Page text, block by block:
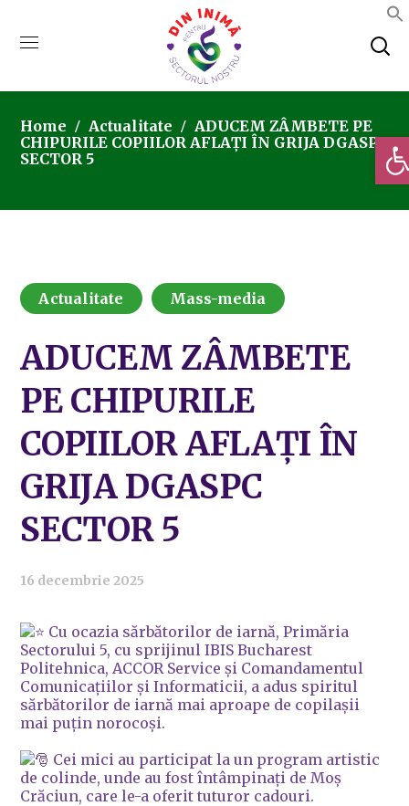
Home Actualitate
ADUCEM ZÂMBETE PE
CHIPURILE COPIILOR AFLAȚI ÎN GRIJA DGASPC
SECTOR 5
Actualitate Mass-media
ADUCEM ZÂMBETE
PE CHIPURILE
COPIILOR AFLAȚI ÎN
GRIJA DGASPC
SECTOR 5
16 decembrie 2025
Cu ocazia sărbătorilor de iarnă, Primăria
Sectorului 5, cu sprijinul IBIS Bucharest
Politehnica, ACCOR Service și Comandamentul
Comunicațiilor și Informaticii, a adus spiritul
sărbătorilor de iarnă mai aproape de copilașii
mai puțin norocoși.
Cei mici au participat la un program artistic
de colinde, unde au fost întâmpinați de Moș
Crăciun, care le-a oferit tuturor cadouri.